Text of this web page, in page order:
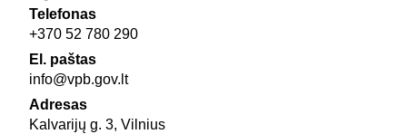
Telefonas
+370 52 780 290
El. paštas
info@vpb.gov.lt
Adresas
Kalvarijų g. 3, Vilnius